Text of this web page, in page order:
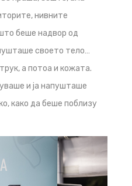
нивните
беше надвор од
своето тело…
а потоа и кожата.
и ја напушташе
како да беше поблизу